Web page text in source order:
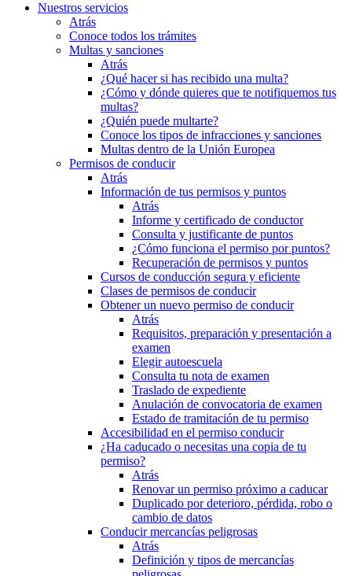
Nuestros servicios
Atrás
Conoce todos los trámites
Multas y sanciones
Atrás
¿Qué hacer si has recibido una multa?
¿Cómo y dónde quieres que te notifiquemos tus
multas?
¿Quién puede multarte?
Conoce los tipos de infracciones y sanciones
Multas dentro de la Unión Europea
Permisos de conducir
Atrás
Información de tus permisos y puntos
Atrás
Informe y certificado de conductor
Consulta y justificante de puntos
¿Cómo funciona el permiso por puntos?
Recuperación de permisos y puntos
Cursos de conducción segura y eficiente
Clases de permisos de conducir
Obtener un nuevo permiso de conducir
Atrás
Requisitos, preparación y presentación a
examen
Elegir autoescuela
Consulta tu nota de examen
Traslado de expediente
Anulación de convocatoria de examen
Estado de tramitación de tu permiso
Accesibilidad en el permiso conducir
¿Ha caducado o necesitas una copia de tu
permiso?
Atrás
Renovar un permiso próximo a caducar
Duplicado por deterioro, pérdida, robo o
cambio de datos
Conducir mercancías peligrosas
Atrás
Definición y tipos de mercancías